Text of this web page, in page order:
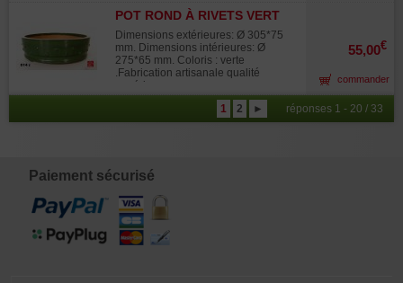
POT ROND À RIVETS VERT
305 MM. O14
Dimensions extérieures: Ø 305*75
mm. Dimensions intérieures: Ø
275*65 mm. Coloris : verte
.Fabrication artisanale qualité
supérieure.
55,00€
commander
1 2 ► réponses 1 - 20 / 33
Paiement sécurisé